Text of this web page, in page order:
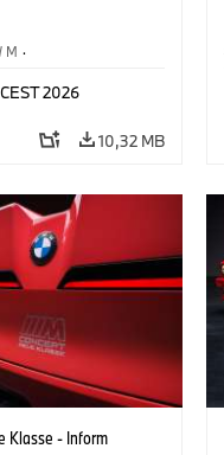
M ·
2026
10,32 MB
Klasse - Inform